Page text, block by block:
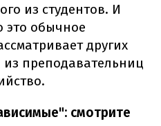
из студентов. И
это обычное
других
преподавательниц
смотрите